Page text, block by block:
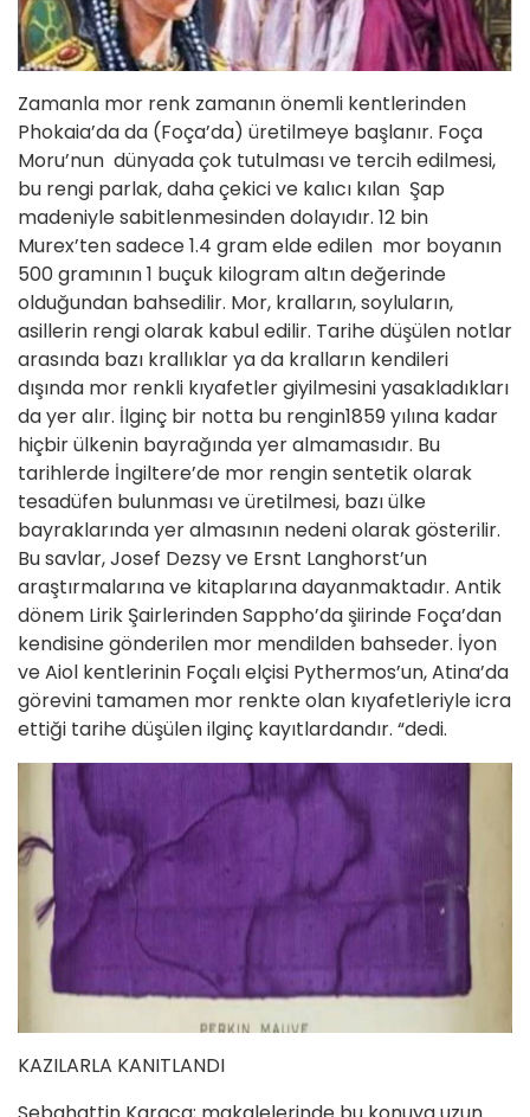
Zamanla mor renk zamanın önemli kentlerinden
Phokaia’da da (Foça’da) üretilmeye başlanır. Foça
Moru’nun dünyada çok tutulması ve tercih edilmesi,
bu rengi parlak, daha çekici ve kalıcı kılan Şap
madeniyle sabitlenmesinden dolayıdır. 12 bin
Murex’ten sadece 1.4 gram elde edilen mor boyanın
500 gramının 1 buçuk kilogram altın değerinde
olduğundan bahsedilir. Mor, kralların, soyluların,
asillerin rengi olarak kabul edilir. Tarihe düşülen notlar
arasında bazı krallıklar ya da kralların kendileri
dışında mor renkli kıyafetler giyilmesini yasakladıkları
da yer alır. İlginç bir notta bu rengin1859 yılına kadar
hiçbir ülkenin bayrağında yer almamasıdır. Bu
tarihlerde İngiltere’de mor rengin sentetik olarak
tesadüfen bulunması ve üretilmesi, bazı ülke
bayraklarında yer almasının nedeni olarak gösterilir.
Bu savlar, Josef Dezsy ve Ersnt Langhorst’un
araştırmalarına ve kitaplarına dayanmaktadır. Antik
dönem Lirik Şairlerinden Sappho’da şiirinde Foça’dan
kendisine gönderilen mor mendilden bahseder. İyon
ve Aiol kentlerinin Foçalı elçisi Pythermos’un, Atina’da
görevini tamamen mor renkte olan kıyafetleriyle icra
ettiği tarihe düşülen ilginç kayıtlardandır. “dedi.
KAZILARLA KANITLANDI